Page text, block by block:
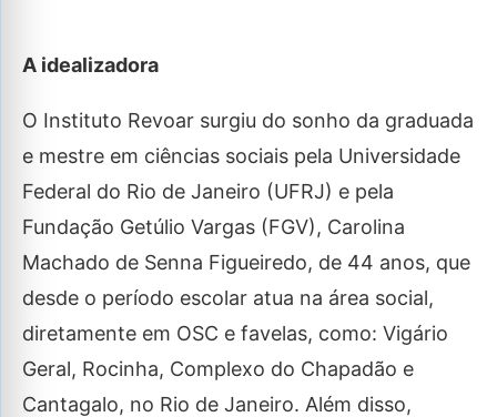
A idealizadora
O Instituto Revoar surgiu do sonho da graduada
e mestre em ciências sociais pela Universidade
Federal do Rio de Janeiro (UFRJ) e pela
Fundação Getúlio Vargas (FGV), Carolina
Machado de Senna Figueiredo, de 44 anos, que
desde o período escolar atua na área social,
diretamente em OSC e favelas, como: Vigário
Geral, Rocinha, Complexo do Chapadão e
Cantagalo, no Rio de Janeiro. Além disso,